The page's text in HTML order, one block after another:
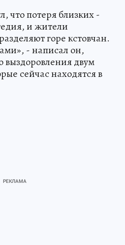
что потеря близких -
и жители
горе кстовчан.
- написал он,
выздоровления двум
сейчас находятся в